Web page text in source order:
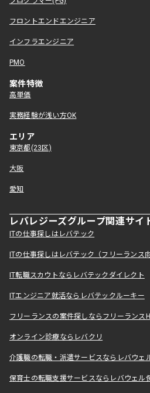
フロントエンドエンジニア
インフラエンジニア
PMO
案件特徴
高単価
実務経験が浅い方OK
エリア
東京都(23区)
大阪
愛知
レバレジーズグループ関連サイ
ITの仕事探しはレバテック
ITの仕事探しはレバテック（フリーランス
IT転職スカウトならレバテックダイレクト
ITエンジニア就活ならレバテックルーキー
フリーランスの案件探しならフリーランス
オンライン診療ならレバクリ
介護職の転職・派遣サービスならレバウェ
保育士の転職支援サービスならレバウェル